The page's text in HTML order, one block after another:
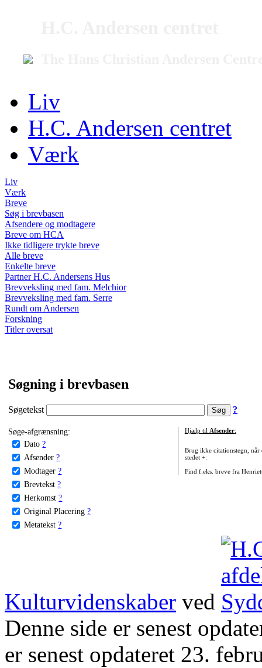
Liv
H.C. Andersen centret
Værk
Liv
Værk
Breve
Søg i brevbasen
Afsendere og modtagere
Breve om HCA
Ikke tidligere trykte breve
Alle breve
Enkelte breve
Partner H.C. Andersens Hus
Brevveksling med fam. Melchior
Brevveksling med fam. Serre
Rundt om Andersen
Forskning
Titler oversat
Søgning i brevbasen
Søgetekst ?
Søge-afgrænsning:
Dato ?
Afsender ?
Modtager ?
Brevtekst ?
Herkomst ?
Original Placering ?
Metatekst ?
Hjælp til Afsender:
Brug ikke citationstegn, når
stedet +:
Find f.eks. breve fra
Kulturvidenskaber ved
Denne side er senest
er senest opdateret 23.